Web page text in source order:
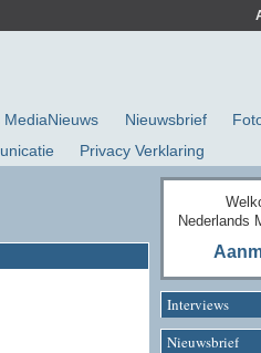
MediaNieuws Nieuwsbrief
Privacy Verklaring
Nederlands
Interviews
Nieuwsbrief